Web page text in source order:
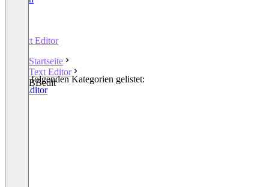
Text Editor
Startseite
Text Editor
BBedit
In den folgenden Kategorien gelistet:
Text Editor